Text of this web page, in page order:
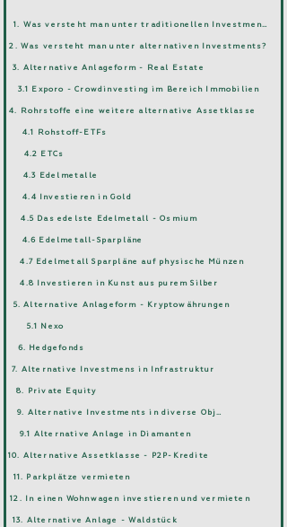
1. Was versteht man unter traditionellen Investments?
2. Was versteht man unter alternativen Investments?
3. Alternative Anlageform - Real Estate
3.1 Exporo - Crowdinvesting im Bereich Immobilien
4. Rohrstoffe eine weitere alternative Assetklasse
4.1 Rohstoff-ETFs
4.2 ETCs
4.3 Edelmetalle
4.4 Investieren in Gold
4.5 Das edelste Edelmetall - Osmium
4.6 Edelmetall-Sparpläne
4.7 Edelmetall Sparpläne auf physische Münzen
4.8 Investieren in Kunst aus purem Silber
5. Alternative Anlageform - Kryptowährungen
5.1 Nexo
6. Hedgefonds
7. Alternative Investmens in Infrastruktur
8. Private Equity
9. Alternative Investments in diverse Objekte
9.1 Alternative Anlage in Diamanten
10. Alternative Assetklasse - P2P-Kredite
11. Parkplätze vermieten
12. In einen Wohnwagen investieren und vermieten
13. Alternative Anlage - Waldstück